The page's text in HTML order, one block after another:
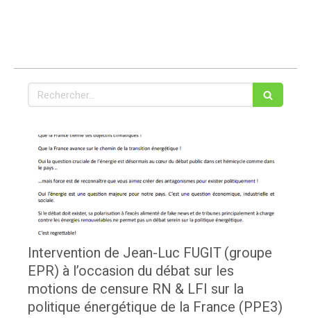
Rechercher
Intervention de Jean-Luc FUGIT (groupe
EPR) à l’occasion du débat sur les
motions de censure RN & LFI sur la
politique énergétique de la France (PPE3)